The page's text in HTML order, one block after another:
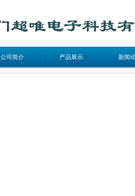
公司简介 产品展示 新闻